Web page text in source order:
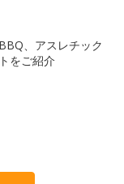
、アスレチック
をご紹介